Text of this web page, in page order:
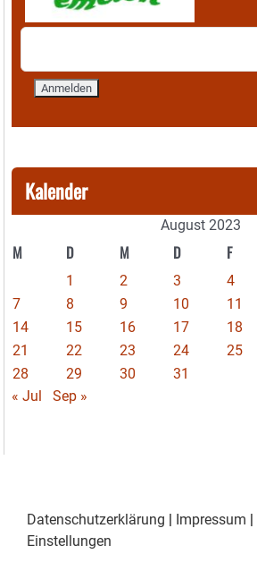
Kalender
August 2023
M D M D F
1 2 3 4
7
8 9 10 11
14
15 16 17 18
21
22 23 24 25
28
29 30
31
« Jul
Sep »
Datenschutzerklärung | Impressum |
Einstellungen